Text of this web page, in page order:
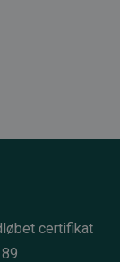
certifikat